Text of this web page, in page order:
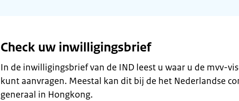
Check uw inwilligingsbrief
In de inwilligingsbrief van de IND leest u waar u de mvv-
kunt aanvragen. Meestal kan dit bij de het Nederlandse
generaal in Hongkong.